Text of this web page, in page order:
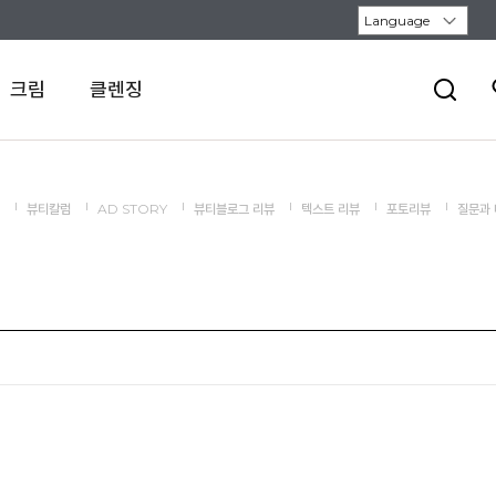
크림 클렌징
뷰티칼럼 AD STORY 뷰티블로그 리뷰 텍스트 리뷰 포토리뷰 질문과